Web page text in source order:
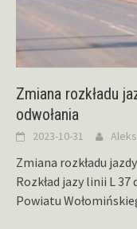
Zmiana rozkładu
odwołania
2023-10-31
Zmiana rozkładu
Rozkład jazy linii L
Powiatu